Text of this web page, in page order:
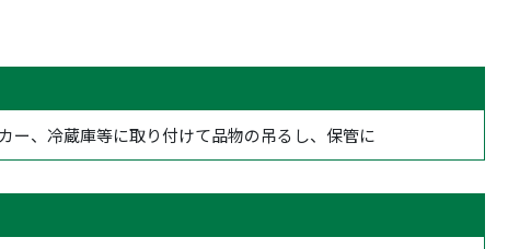
ー、冷蔵庫等に取り付けて品物の吊るし、保管に